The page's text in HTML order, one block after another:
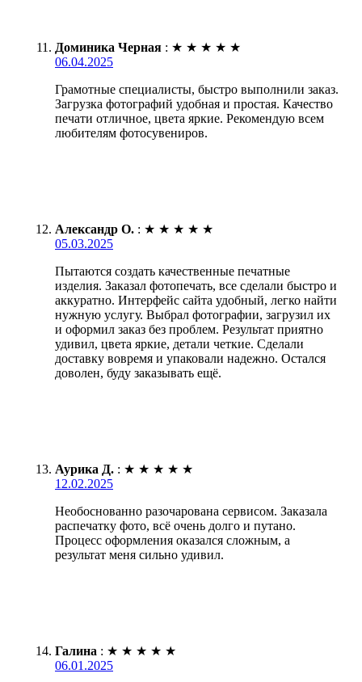
Доминика Черная : ★ ★ ★ ★ ★
06.04.2025
Грамотные специалисты, быстро выполнили заказ.
Загрузка фотографий удобная и простая. Качество
печати отличное, цвета яркие. Рекомендую всем
любителям фотосувениров.
Александр О. : ★ ★ ★ ★ ★
05.03.2025
Пытаются создать качественные печатные
изделия. Заказал фотопечать, все сделали быстро и
аккуратно. Интерфейс сайта удобный, легко найти
нужную услугу. Выбрал фотографии, загрузил их
и оформил заказ без проблем. Результат приятно
удивил, цвета яркие, детали четкие. Сделали
доставку вовремя и упаковали надежно. Остался
доволен, буду заказывать ещё.
Аурика Д. : ★ ★ ★ ★ ★
12.02.2025
Необоснованно разочарована сервисом. Заказала
распечатку фото, всё очень долго и путано.
Процесс оформления оказался сложным, а
результат меня сильно удивил.
Галина : ★ ★ ★ ★ ★
06.01.2025